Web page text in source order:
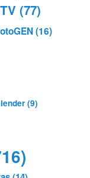
(77)
(16)
(9)